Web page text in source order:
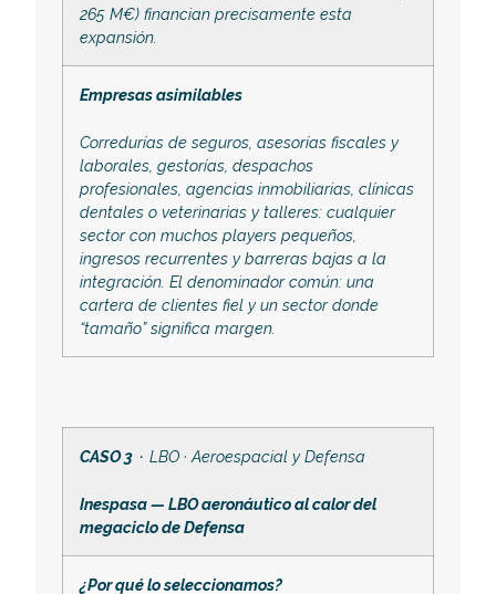
265 M€) financian precisamente esta
expansión.
Empresas asimilables
Corredurías de seguros, asesorías fiscales y
laborales, gestorías, despachos
profesionales, agencias inmobiliarias, clínicas
dentales o veterinarias y talleres: cualquier
sector con muchos players pequeños,
ingresos recurrentes y barreras bajas a la
integración. El denominador común: una
cartera de clientes fiel y un sector donde
“tamaño” significa margen.
CASO 3 · LBO · Aeroespacial y Defensa
Inespasa — LBO aeronáutico al calor del
megaciclo de Defensa
¿Por qué lo seleccionamos?